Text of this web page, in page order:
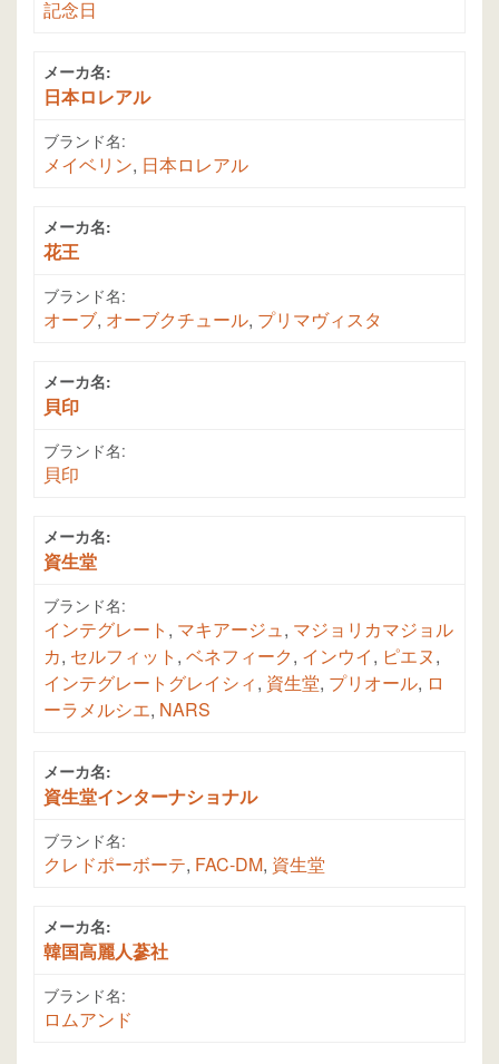
記念日
メーカ名:
日本ロレアル
ブランド名:
メイベリン, 日本ロレアル
メーカ名:
花王
ブランド名:
オーブ, オーブクチュール, プリマヴィスタ
メーカ名:
貝印
ブランド名:
貝印
メーカ名:
資生堂
ブランド名:
インテグレート , マキアージュ, マジョリカマジョル
カ, セルフィット , ベネフィーク, インウイ, ピエヌ,
インテグレートグレイシィ, 資生堂, プリオール, ロ
ーラメルシエ, NARS
メーカ名:
資生堂インターナショナル
ブランド名:
クレドポーボーテ, FAC-DM, 資生堂
メーカ名:
韓国高麗人蔘社
ブランド名:
ロムアンド